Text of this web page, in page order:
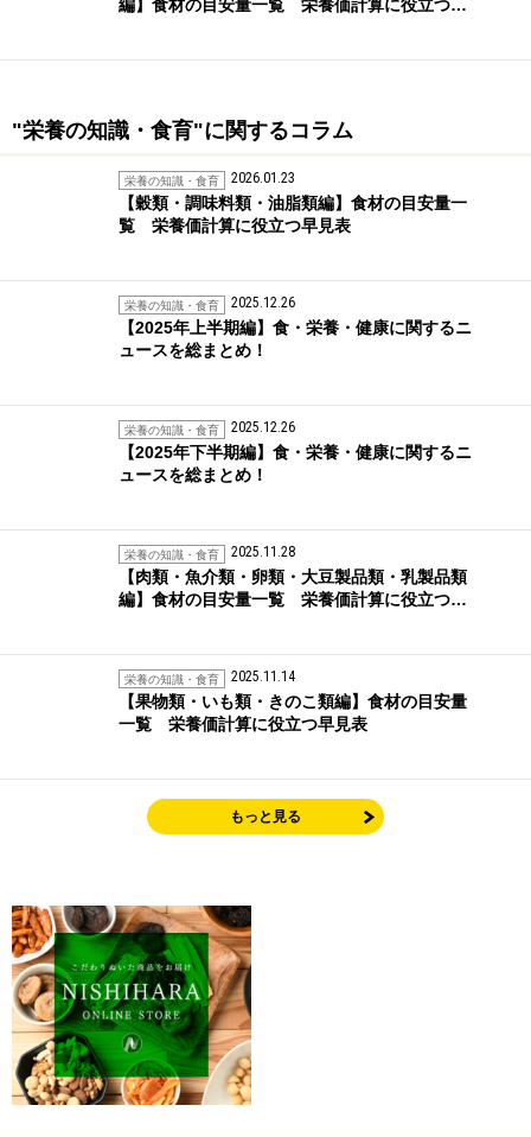
編】食材の目安量一覧 栄養価計算に役立つ…
"栄養の知識・食育"に関するコラム
栄養の知識・食育 2026.01.23
【穀類・調味料類・油脂類編】食材の目安量一
覧 栄養価計算に役立つ早見表
栄養の知識・食育 2025.12.26
【2025年上半期編】食・栄養・健康に関するニ
ュースを総まとめ！
栄養の知識・食育 2025.12.26
【2025年下半期編】食・栄養・健康に関するニ
ュースを総まとめ！
栄養の知識・食育 2025.11.28
【肉類・魚介類・卵類・大豆製品類・乳製品類
編】食材の目安量一覧 栄養価計算に役立つ…
栄養の知識・食育 2025.11.14
【果物類・いも類・きのこ類編】食材の目安量
一覧 栄養価計算に役立つ早見表
もっと見る